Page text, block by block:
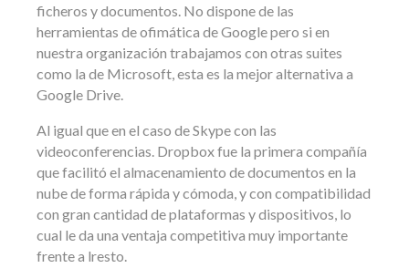
ficheros y documentos. No dispone de las
herramientas de ofimática de Google pero si en
nuestra organización trabajamos con otras suites
como la de Microsoft, esta es la mejor alternativa a
Google Drive.
Al igual que en el caso de Skype con las
videoconferencias. Dropbox fue la primera compañía
que facilitó el almacenamiento de documentos en la
nube de forma rápida y cómoda, y con compatibilidad
con gran cantidad de plataformas y dispositivos, lo
cual le da una ventaja competitiva muy importante
frente a lresto.